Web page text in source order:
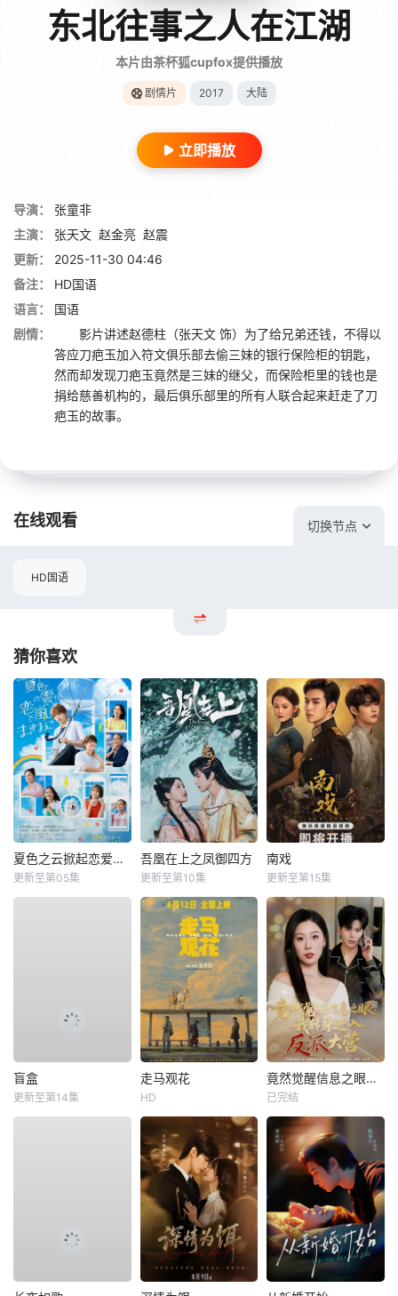
东北往事之人在江湖
本片由茶杯狐cupfox提供播放
剧情片 2017 大陆
立即播放
导演：
张童非
主演：
张天文 赵金亮 赵震
更新：
2025-11-30 04:46
备注：
HD国语
语言：
国语
剧情：
影片讲述赵德柱（张天文 饰）为了给兄弟还钱，不得以
答应刀疤玉加入符文俱乐部去偷三妹的银行保险柜的钥匙，
然而却发现刀疤玉竟然是三妹的继父，而保险柜里的钱也是
捐给慈善机构的，最后俱乐部里的所有人联合起来赶走了刀
疤玉的故事。
在线观看 切换节点
HD国语
猜你喜欢
夏色之云掀起恋爱与风暴
更新至第05集
吾凰在上之凤御四方
更新至第10集
南戏
更新至第15集
盲盒
更新至第14集
走马观花
HD
竟然觉醒信息之眼，我转身进入反派大营
已完结